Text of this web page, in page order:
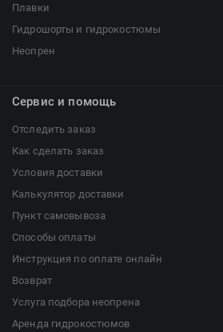
Плавки
Гидрошорты и гидрокостюмы
Неопрен
Сервис и помощь
Отследить заказ
Как сделать заказ
Условия доставки
Калькулятор доставки
Пункт самовывоза
Способы оплаты
Инструкция по оплате онлайн
Возврат
Услуга подбора неопрена
Аренда гидрокостюмов